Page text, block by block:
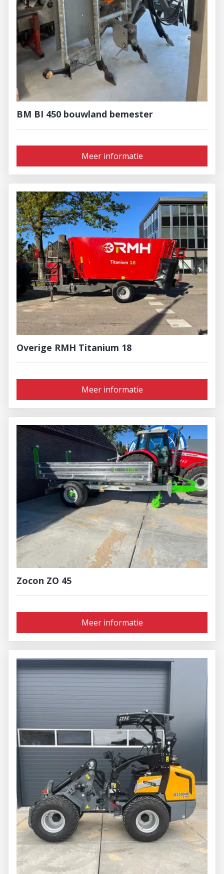
BM BI 450 bouwland bemester
Meer informatie
Overige RMH Titanium 18
Meer informatie
Zocon ZO 45
Meer informatie